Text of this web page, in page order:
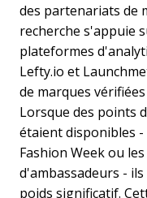
des partenariats de
recherche s'appuie
plateformes
Lefty.io et
de marques
Lorsque des points
étaient disponibles
Fashion Week ou
d'ambassadeurs -
poids significatif.